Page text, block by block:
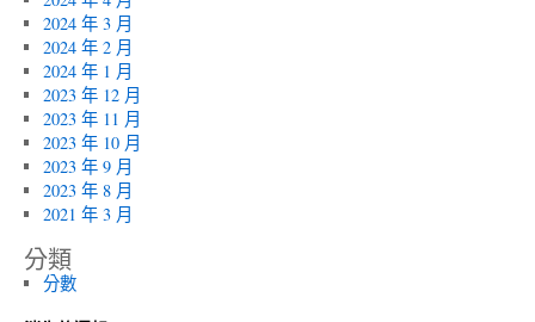
2024 年 3 月
2024 年 2 月
2024 年 1 月
2023 年 12 月
2023 年 11 月
2023 年 10 月
2023 年 9 月
2023 年 8 月
2021 年 3 月
分類
分數